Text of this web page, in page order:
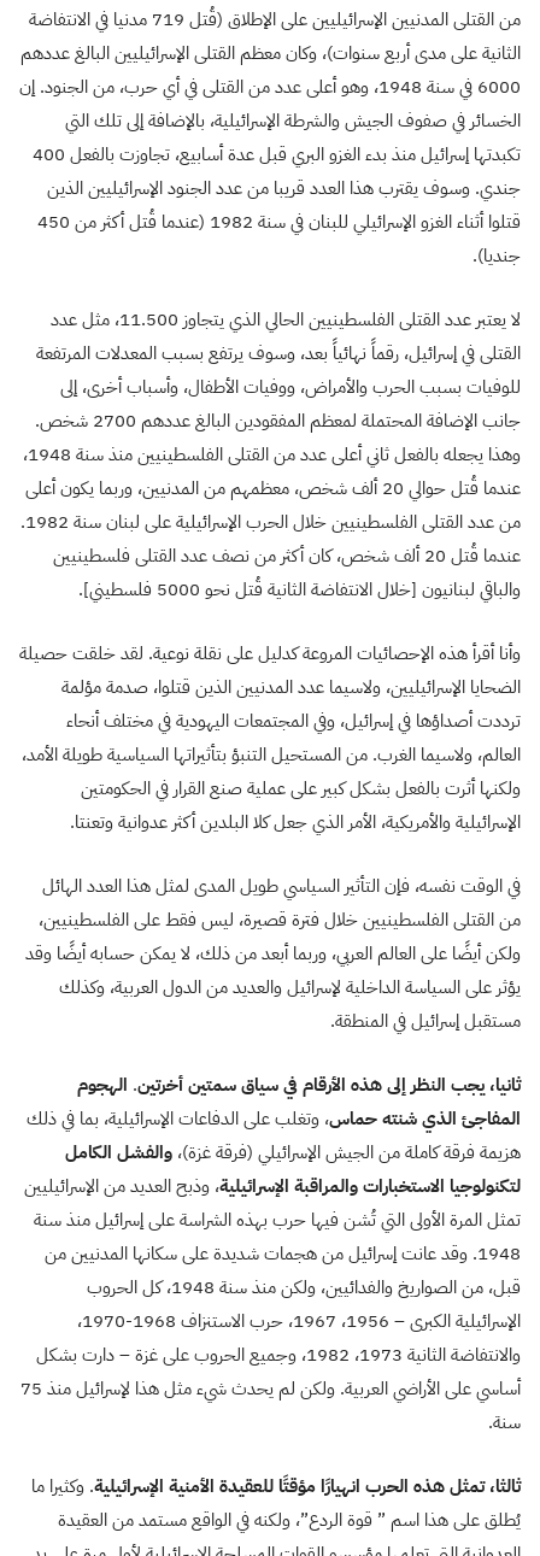
من القتلى المدنيين الإسرائيليين على الإطلاق (قُتل 719 مدنيا في الانتفاضة
الثانية على مدى أربع سنوات)، وكان معظم القتلى الإسرائيليين البالغ عددهم
6000 في سنة 1948، وهو أعلى عدد من القتلى في أي حرب، من الجنود. إن
الخسائر في صفوف الجيش والشرطة الإسرائيلية، بالإضافة إلى تلك التي
تكبدتها إسرائيل منذ بدء الغزو البري قبل عدة أسابيع، تجاوزت بالفعل 400
جندي. وسوف يقترب هذا العدد قريبا من عدد الجنود الإسرائيليين الذين
قتلوا أثناء الغزو الإسرائيلي للبنان في سنة 1982 (عندما قُتل أكثر من 450
جنديا).
لا يعتبر عدد القتلى الفلسطينيين الحالي الذي يتجاوز 11.500، مثل عدد
القتلى في إسرائيل، رقماً نهائياً بعد، وسوف يرتفع بسبب المعدلات المرتفعة
للوفيات بسبب الحرب والأمراض، ووفيات الأطفال، وأسباب أخرى، إلى
جانب الإضافة المحتملة لمعظم المفقودين البالغ عددهم 2700 شخص.
وهذا يجعله بالفعل ثاني أعلى عدد من القتلى الفلسطينيين منذ سنة 1948،
عندما قُتل حوالي 20 ألف شخص، معظمهم من المدنيين، وربما يكون أعلى
من عدد القتلى الفلسطينيين خلال الحرب الإسرائيلية على لبنان سنة 1982.
عندما قُتل 20 ألف شخص، كان أكثر من نصف عدد القتلى فلسطينيين
والباقي لبنانيون [خلال الانتفاضة الثانية قُتل نحو 5000 فلسطيني].
وأنا أقرأ هذه الإحصائيات المروعة كدليل على نقلة نوعية. لقد خلقت حصيلة
الضحايا الإسرائيليين، ولاسيما عدد المدنيين الذين قتلوا، صدمة مؤلمة
ترددت أصداؤها في إسرائيل، وفي المجتمعات اليهودية في مختلف أنحاء
العالم، ولاسيما الغرب. من المستحيل التنبؤ بتأثيراتها السياسية طويلة الأمد،
ولكنها أثرت بالفعل بشكل كبير على عملية صنع القرار في الحكومتين
الإسرائيلية والأمريكية، الأمر الذي جعل كلا البلدين أكثر عدوانية وتعنتا.
في الوقت نفسه، فإن التأثير السياسي طويل المدى لمثل هذا العدد الهائل
من القتلى الفلسطينيين خلال فترة قصيرة، ليس فقط على الفلسطينيين،
ولكن أيضًا على العالم العربي، وربما أبعد من ذلك، لا يمكن حسابه أيضًا وقد
يؤثر على السياسة الداخلية لإسرائيل والعديد من الدول العربية، وكذلك
مستقبل إسرائيل في المنطقة.
ثانيا، يجب النظر إلى هذه الأرقام في سياق سمتين أخرتين. الهجوم
المفاجئ الذي شنته حماس، وتغلب على الدفاعات الإسرائيلية، بما في ذلك
هزيمة فرقة كاملة من الجيش الإسرائيلي (فرقة غزة)، والفشل الكامل
لتكنولوجيا الاستخبارات والمراقبة الإسرائيلية، وذبح العديد من الإسرائيليين
تمثل المرة الأولى التي تُشن فيها حرب بهذه الشراسة على إسرائيل منذ سنة
1948. وقد عانت إسرائيل من هجمات شديدة على سكانها المدنيين من
قبل، من الصواريخ والفدائيين، ولكن منذ سنة 1948، كل الحروب
الإسرائيلية الكبرى – 1956، 1967، حرب الاستنزاف 1968-1970،
والانتفاضة الثانية 1973، 1982، وجميع الحروب على غزة – دارت بشكل
أساسي على الأراضي العربية. ولكن لم يحدث شيء مثل هذا لإسرائيل منذ 75
سنة.
ثالثا، تمثل هذه الحرب انهيارًا مؤقتًا للعقيدة الأمنية الإسرائيلية. وكثيرا ما
يُطلق على هذا اسم ” قوة الردع”، ولكنه في الواقع مستمد من العقيدة